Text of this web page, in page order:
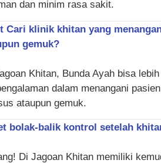
dan minim rasa sakit.
Cari klinik khitan yang
gemuk?
Khitan, Bunda Ayah bisa
dalam menangani
ataupun gemuk.
bolak-balik kontrol setelah
Di Jagoan Khitan memiliki